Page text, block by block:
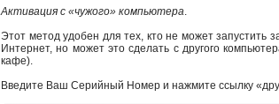
Активация с «чужого» компьютера.
Этот метод удобен для тех, кто не может запустить
Интернет, но может это сделать с другого
кафе).
Введите Ваш Серийный Номер и нажмите ссылку